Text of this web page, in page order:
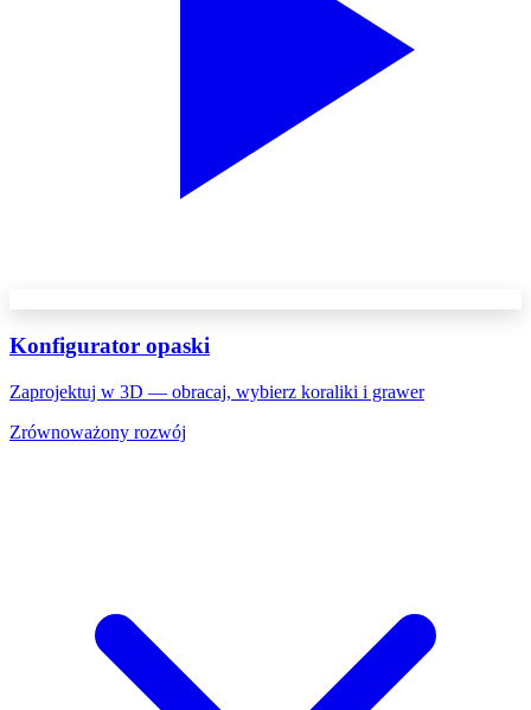
Konfigurator opaski
Zaprojektuj w 3D — obracaj, wybierz koraliki i grawer
Zrównoważony rozwój